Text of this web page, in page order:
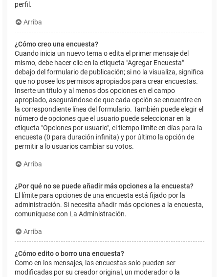
perfil.
Arriba
¿Cómo creo una encuesta?
Cuando inicia un nuevo tema o edita el primer mensaje del
mismo, debe hacer clic en la etiqueta "Agregar Encuesta"
debajo del formulario de publicación; si no la visualiza, significa
que no posee los permisos apropiados para crear encuestas.
Inserte un título y al menos dos opciones en el campo
apropiado, asegurándose de que cada opción se encuentre en
la correspondiente línea del formulario. También puede elegir el
número de opciones que el usuario puede seleccionar en la
etiqueta "Opciones por usuario", el tiempo límite en días para la
encuesta (0 para duración infinita) y por último la opción de
permitir a lo usuarios cambiar su votos.
Arriba
¿Por qué no se puede añadir más opciones a la encuesta?
El límite para opciones de una encuesta está fijado por la
administración. Si necesita añadir más opciones a la encuesta,
comuníquese con La Administración.
Arriba
¿Cómo edito o borro una encuesta?
Como en los mensajes, las encuestas solo pueden ser
modificadas por su creador original, un moderador o la